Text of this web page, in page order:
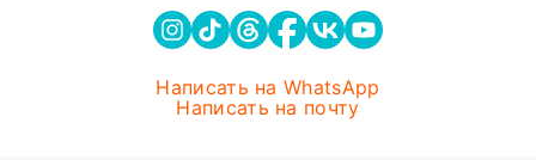
Написать на WhatsApp
Написать на почту